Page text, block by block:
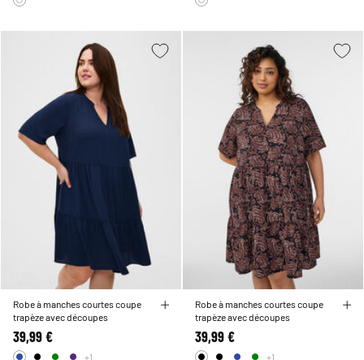
Robe à manches courtes coupe
trapèze avec découpes
39,99 €
+1
Robe à manches courtes coupe
trapèze avec découpes
39,99 €
+1